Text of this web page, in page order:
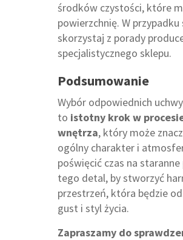
środków czystości, które
powierzchnię. W
skorzystaj z porady
specjalistycznego sklepu.
Podsumowanie
Wybór odpowiednich
to istotny krok w
wnętrza, który może
ogólny charakter i
poświęcić czas na
tego detal, by stworzyć
przestrzeń, która będzie
gust i styl życia.
Zapraszamy do